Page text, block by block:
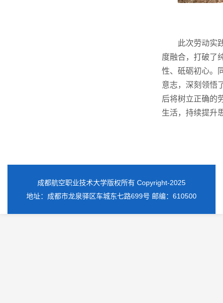
此次劳动实
度融合，打破了
性、砥砺初心。
意志，深刻领悟
后将树立正确的
生活，持续提升
成都航空职业技术大学版权所有 Copyright-2025
地址：成都市龙泉驿区车城东七路699号 邮编：610500